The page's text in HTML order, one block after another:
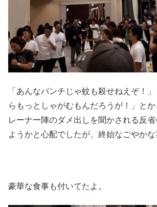
「あんなパンチじゃ蚊も殺せねえぞ！
らもっとしゃがむもんだろうが！」と
レーナー陣のダメ出しを聞かされる反
ようかと心配でしたが、終始なごやかな
豪華な食事も付いてたよ。